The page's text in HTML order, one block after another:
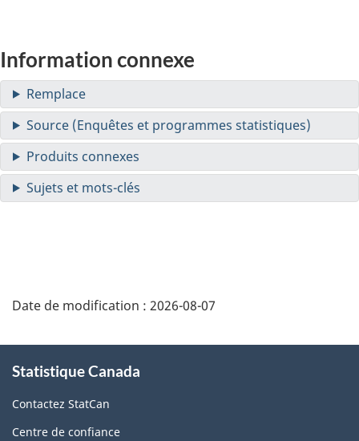
Information connexe
Date de modification : 2026-08-07
propos
de
ce
Statistique Canada
Contactez StatCan
Centre de confiance